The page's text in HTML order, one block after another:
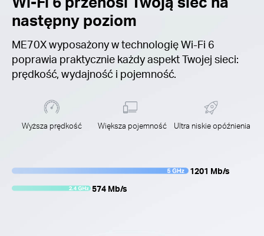
następny poziom
ME70X wyposażony w technologię Wi-Fi 6
poprawia praktycznie każdy aspekt Twojej sieci:
prędkość, wydajność i pojemność.
Wyższa prędkość Większa pojemność Ultra niskie opóźnienia
1201 Mb/s
574 Mb/s